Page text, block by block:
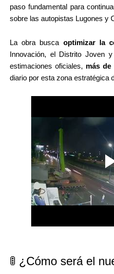
paso fundamental para
sobre las autopistas Lugones y
La obra busca optimizar la
Innovación, el Distrito Joven
estimaciones oficiales, más de
diario por esta zona estratégica
🚦 ¿Cómo será el